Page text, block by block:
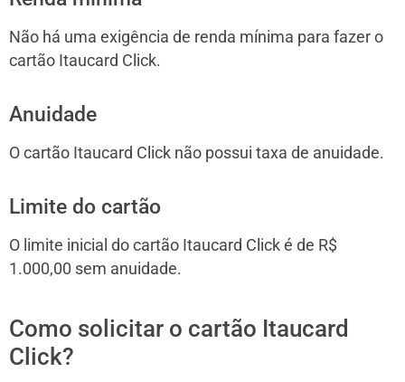
Não há uma exigência de renda mínima para fazer o
cartão Itaucard Click.
Anuidade
O cartão Itaucard Click não possui taxa de anuidade.
Limite do cartão
O limite inicial do cartão Itaucard Click é de R$
1.000,00 sem anuidade.
Como solicitar o cartão Itaucard
Click?